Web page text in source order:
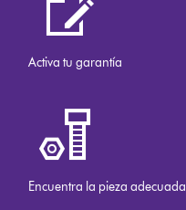
Activa tu garantía
Encuentra la pieza adecuada